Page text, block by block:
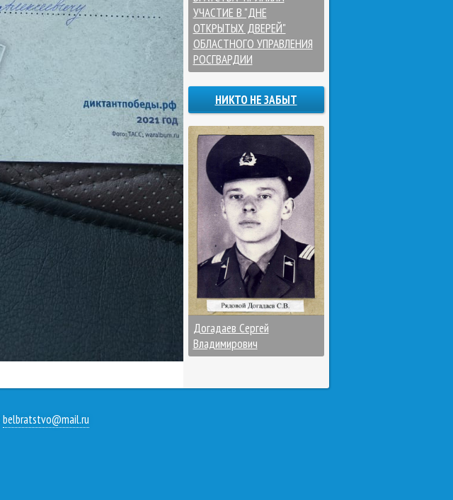
УЧАСТИЕ В "ДНЕ
ОТКРЫТЫХ ДВЕРЕЙ"
ОБЛАСТНОГО УПРАВЛЕНИЯ
РОСГВАРДИИ
НИКТО НЕ ЗАБЫТ
Догадаев Сергей
Владимирович
belbratstvo@mail.ru